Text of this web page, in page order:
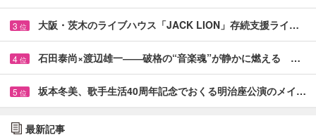
3 位 大阪・茨木のライブハウス「JACK LION」存続支援ライ…
4 位 石田泰尚×渡辺雄一――破格の“音楽魂”が静かに燃える …
5 位 坂本冬美、歌手生活40周年記念でおくる明治座公演のメイ…
最新記事